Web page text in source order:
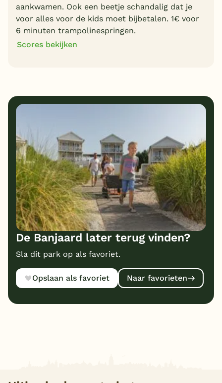
aankwamen. Ook een beetje schandalig dat je
voor alles voor de kids moet bijbetalen. 1€ voor
6 minuten trampolinespringen.
Scores bekijken
Prijs/kwaliteit
De Banjaard later terug vinden?
Sla dit park op als favoriet.
Opslaan als favoriet Naar favorieten